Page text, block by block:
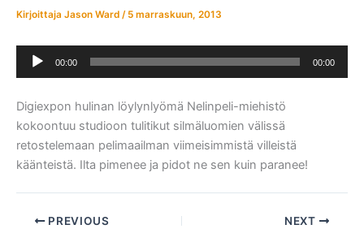
Kirjoittaja Jason Ward / 5 marraskuun, 2013
Äänitoistin
00:00 00:00
Digiexpon hulinan löylynlyömä Nelinpeli-miehistö
kokoontuu studioon tulitikut silmäluomien välissä
retostelemaan pelimaailman viimeisimmistä villeistä
käänteistä. Ilta pimenee ja pidot ne sen kuin paranee!
PREVIOUS NEXT